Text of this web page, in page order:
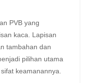
PVB yang
kaca. Lapisan
tambahan dan
pilihan utama
keamanannya.